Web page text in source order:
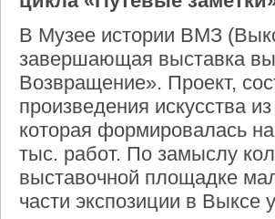
В Музее истории ВМЗ
завершающая выставка
Возвращение». Проект,
произведения искусства
которая формировалась
тыс. работ. По замыслу
выставочной площадке
части экспозиции в Выксе